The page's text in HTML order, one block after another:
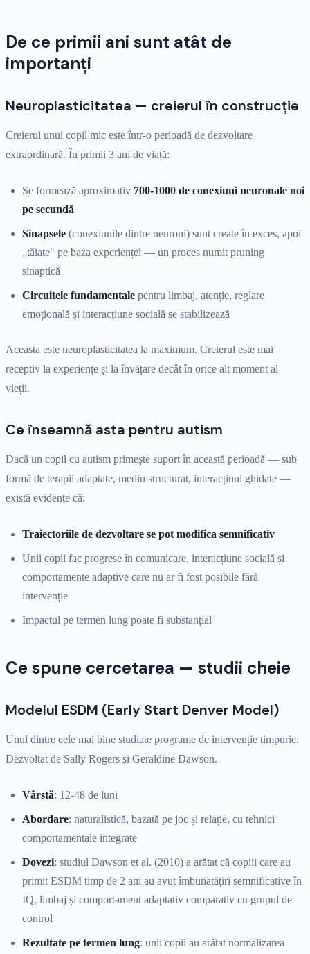
De ce primii ani sunt atât de
importanți
Neuroplasticitatea — creierul în construcție
Creierul unui copil mic este într-o perioadă de dezvoltare
extraordinară. În primii 3 ani de viață:
Se formează aproximativ 700-1000 de conexiuni neuronale noi
pe secundă
Sinapsele (conexiunile dintre neuroni) sunt create în exces, apoi
„tăiate" pe baza experienței — un proces numit pruning
sinaptică
Circuitele fundamentale pentru limbaj, atenție, reglare
emoțională și interacțiune socială se stabilizează
Aceasta este neuroplasticitatea la maximum. Creierul este mai
receptiv la experiențe și la învățare decât în orice alt moment al
vieții.
Ce înseamnă asta pentru autism
Dacă un copil cu autism primește suport în această perioadă — sub
formă de terapii adaptate, mediu structurat, interacțiuni ghidate —
există evidențe că:
Traiectoriile de dezvoltare se pot modifica semnificativ
Unii copii fac progrese în comunicare, interacțiune socială și
comportamente adaptive care nu ar fi fost posibile fără
intervenție
Impactul pe termen lung poate fi substanțial
Ce spune cercetarea — studii cheie
Modelul ESDM (Early Start Denver Model)
Unul dintre cele mai bine studiate programe de intervenție timpurie.
Dezvoltat de Sally Rogers și Geraldine Dawson.
Vârstă: 12-48 de luni
Abordare: naturalistică, bazată pe joc și relație, cu tehnici
comportamentale integrate
Dovezi: studiul Dawson et al. (2010) a arătat că copiii care au
primit ESDM timp de 2 ani au avut îmbunătățiri semnificative în
IQ, limbaj și comportament adaptativ comparativ cu grupul de
control
Rezultate pe termen lung: unii copii au arătat normalizarea